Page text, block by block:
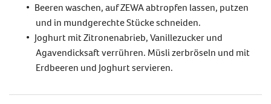
Beeren waschen, auf ZEWA abtropfen lassen, putzen
und in mundgerechte Stücke schneiden.
Joghurt mit Zitronenabrieb, Vanillezucker und
Agavendicksaft verrühren. Müsli zerbröseln und mit
Erdbeeren und Joghurt servieren.